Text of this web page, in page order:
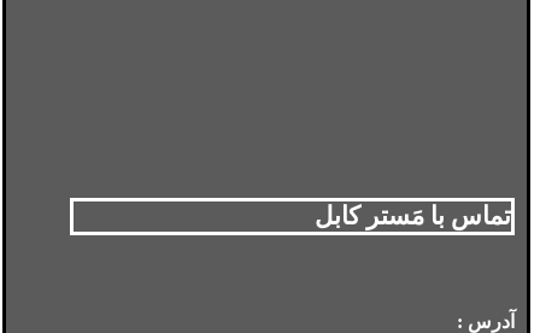
تماس با مَستر کابل
آدرس :